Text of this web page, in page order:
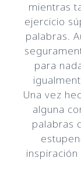
mientras
ejercicio
palabras.
para
Una vez
alguna
palabras